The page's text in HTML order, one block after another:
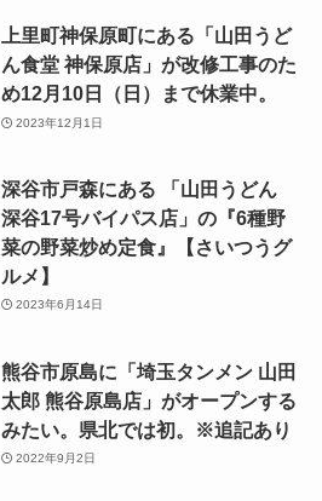
上里町神保原町にある「山田うど
ん食堂 神保原店」が改修工事のた
め12月10日（日）まで休業中。
2023年12月1日
深谷市戸森にある 「山田うどん
深谷17号バイパス店」の『6種野
菜の野菜炒め定食』【さいつうグ
ルメ】
2023年6月14日
熊谷市原島に「埼玉タンメン 山田
太郎 熊谷原島店」がオープンする
みたい。県北では初。※追記あり
2022年9月2日